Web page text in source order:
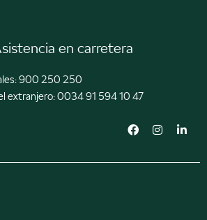
en carretera
900 250 250
extranjero: 0034 91 594 10 47
F
a
I
n
i